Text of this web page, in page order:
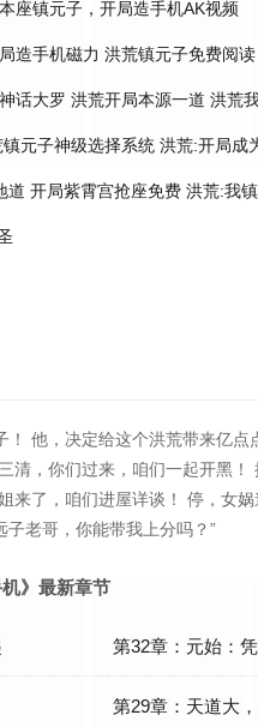
座镇元子，开局造手机AK视频
造手机磁力 洪荒镇元子免费阅读
话大罗 洪荒开局本源一道 洪荒
镇元子神级选择系统 洪荒:开局成
道 开局紫霄宫抢座免费 洪荒:我
他，决定给这个洪荒带来亿点
，你们过来，咱们一起开黑！
了，咱们进屋详谈！ 停，女娲
老哥，你能带我上分吗？”
》最新章节
第32章：元始：
第29章：天道大